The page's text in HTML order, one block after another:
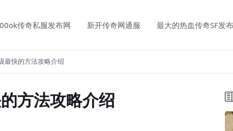
传奇私服发布网 新开传奇网通服 最大的热血传奇SF发
最快的方法攻略介绍
方法攻略介绍